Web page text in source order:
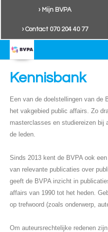
› Mijn BVPA
› Contact 070 204 40 77
Kennisbank
Een van de doelstellingen van de
het vakgebied public affairs. Zo
masterclasses en studiereizen bij
de leden.
Sinds 2013 kent de BVPA ook
van relevante publicaties over
geeft de BVPA inzicht in
affairs van 1990 tot het heden.
op trefwoord (zoals onderwerp,
Om auteursrechtelijke redenen